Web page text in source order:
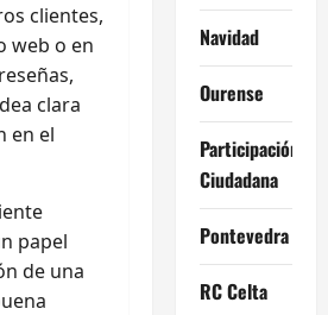
clientes,
web o en
clara
en el
papel
de una
Navidad
Ourense
Participación
Ciudadana
Pontevedra
RC Celta